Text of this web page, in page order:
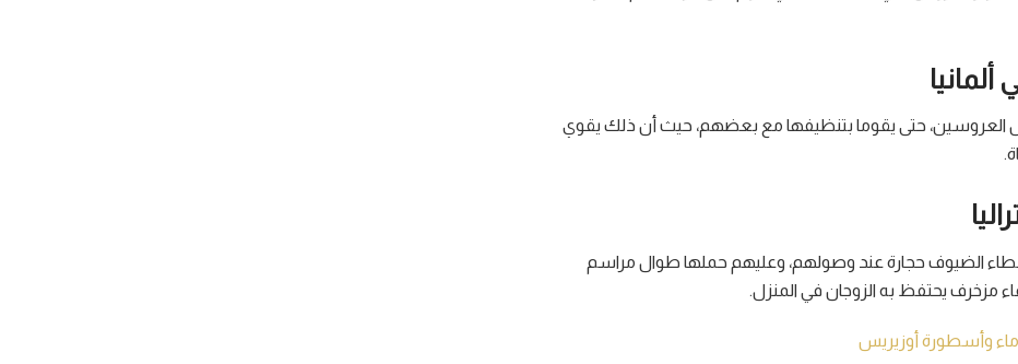
العروسين، حتى يقوما بتنظيفها مع بعضهم، حيث أن ذلك يقوي
الضيوف حجارة عند وصولهم، وعليهم حملها طوال مراسم
مزخرف يحتفظ به الزوجان في المنزل.
وأسطورة أوزيريس